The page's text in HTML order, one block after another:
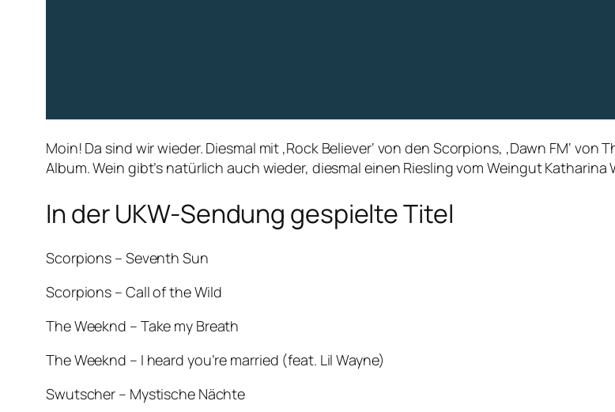
Moin! Da sind wir wieder. Diesmal mit ‚Rock Believer‘ von den Scorpions, ‚Dawn FM‘
Album. Wein gibt’s natürlich auch wieder, diesmal einen Riesling vom Weingut Katharina
In der UKW-Sendung gespielte Titel
Scorpions – Seventh Sun
Scorpions – Call of the Wild
The Weeknd – Take my Breath
The Weeknd – I heard you’re married (feat. Lil Wayne)
Swutscher – Mystische Nächte